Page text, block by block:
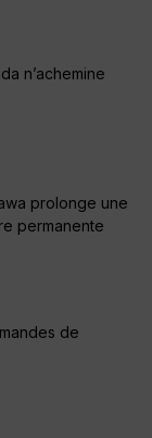
n’achemine
prolonge une
permanente
de